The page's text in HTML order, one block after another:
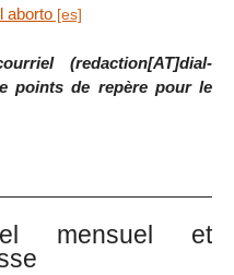
aborto
(redaction[AT]dial-
points de repère pour le
mensuel et